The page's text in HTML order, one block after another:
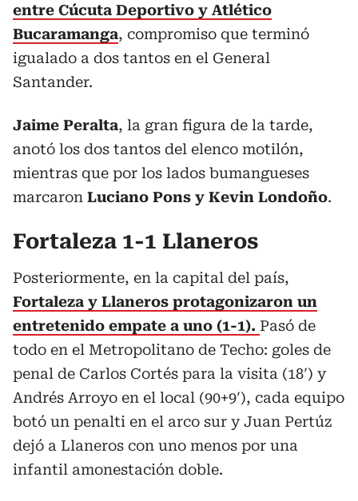
entre Cúcuta Deportivo y Atlético
Bucaramanga, compromiso que terminó
igualado a dos tantos en el General
Santander.
Jaime Peralta, la gran figura de la tarde,
anotó los dos tantos del elenco motilón,
mientras que por los lados bumangueses
marcaron Luciano Pons y Kevin Londoño.
Fortaleza 1-1 Llaneros
Posteriormente, en la capital del país,
Fortaleza y Llaneros protagonizaron un
entretenido empate a uno (1-1). Pasó de
todo en el Metropolitano de Techo: goles de
penal de Carlos Cortés para la visita (18′) y
Andrés Arroyo en el local (90+9′), cada equipo
botó un penalti en el arco sur y Juan Pertúz
dejó a Llaneros con uno menos por una
infantil amonestación doble.